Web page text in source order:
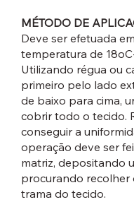
MÉTODO DE
Deve ser efetuada
temperatura de
Utilizando régua ou
primeiro pelo lado
de baixo para cima,
cobrir todo o tecido.
conseguir a
operação deve ser
matriz, depositando
procurando recolher
trama do tecido.